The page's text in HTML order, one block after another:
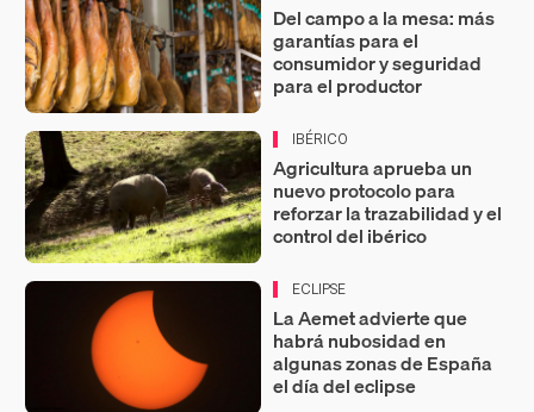
Del campo a la mesa: más
garantías para el
consumidor y seguridad
para el productor
IBÉRICO
Agricultura aprueba un
nuevo protocolo para
reforzar la trazabilidad y el
control del ibérico
ECLIPSE
La Aemet advierte que
habrá nubosidad en
algunas zonas de España
el día del eclipse